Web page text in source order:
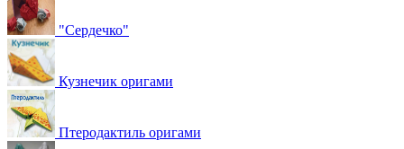
"Сердечко"
Кузнечик оригами
Птеродактиль оригами